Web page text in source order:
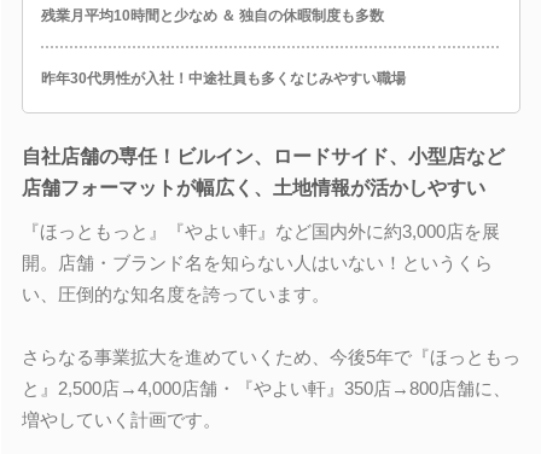
残業月平均10時間と少なめ ＆ 独自の休暇制度も多数
昨年30代男性が入社！中途社員も多くなじみやすい職場
自社店舗の専任！ビルイン、ロードサイド、小型店など
店舗フォーマットが幅広く、土地情報が活かしやすい
『ほっともっと』『やよい軒』など国内外に約3,000店を展
開。店舗・ブランド名を知らない人はいない！というくら
い、圧倒的な知名度を誇っています。
さらなる事業拡大を進めていくため、今後5年で『ほっともっ
と』2,500店→4,000店舗・『やよい軒』350店→800店舗に、
増やしていく計画です。